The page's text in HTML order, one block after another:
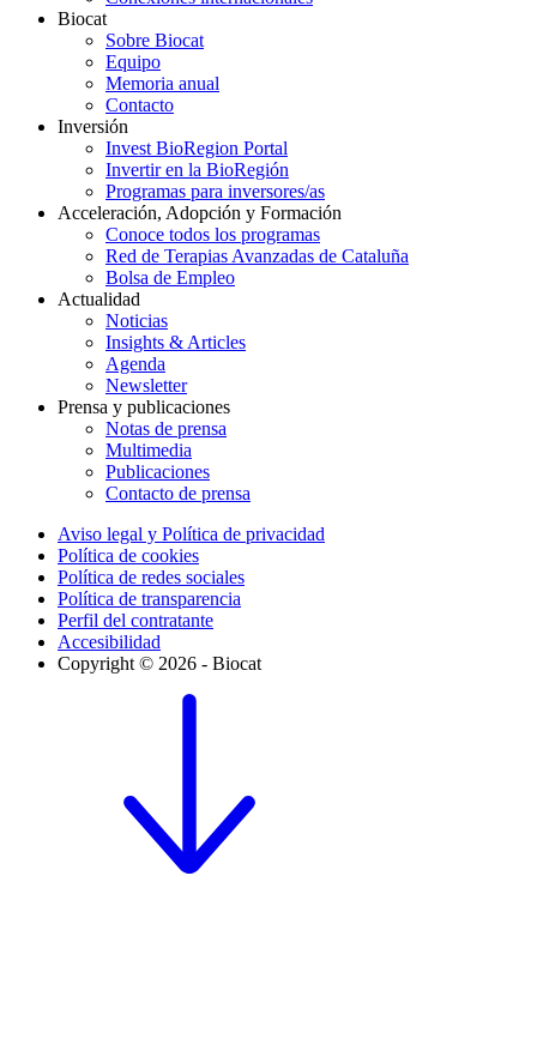
Biocat
Sobre Biocat
Equipo
Memoria anual
Contacto
Inversión
Invest BioRegion Portal
Invertir en la BioRegión
Programas para inversores/as
Acceleración, Adopción y Formación
Conoce todos los programas
Red de Terapias Avanzadas de Cataluña
Bolsa de Empleo
Actualidad
Noticias
Insights & Articles
Agenda
Newsletter
Prensa y publicaciones
Notas de prensa
Multimedia
Publicaciones
Contacto de prensa
Aviso legal y Política de privacidad
Política de cookies
Política de redes sociales
Política de transparencia
Perfil del contratante
Accesibilidad
Copyright © 2026 - Biocat